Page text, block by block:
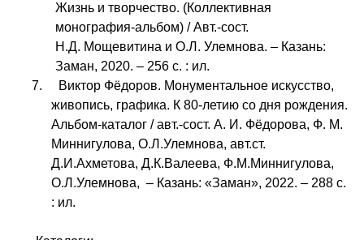
Жизнь и творчество. (Коллективная
монография-альбом) / Авт.-сост.
Н.Д. Мощевитина и О.Л. Улемнова. – Казань:
Заман, 2020. – 256 с. : ил.
7. Виктор Фёдоров. Монументальное искусство,
живопись, графика. К 80-летию со дня рождения.
Альбом-каталог / авт.-сост. А. И. Фёдорова, Ф. М.
Миннигулова, О.Л.Улемнова, авт.ст.
Д.И.Ахметова, Д.К.Валеева, Ф.М.Миннигулова,
О.Л.Улемнова, – Казань: «Заман», 2022. – 288 с.
: ил.